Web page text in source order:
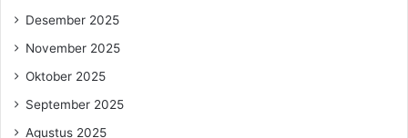
Desember 2025
November 2025
Oktober 2025
September 2025
Agustus 2025